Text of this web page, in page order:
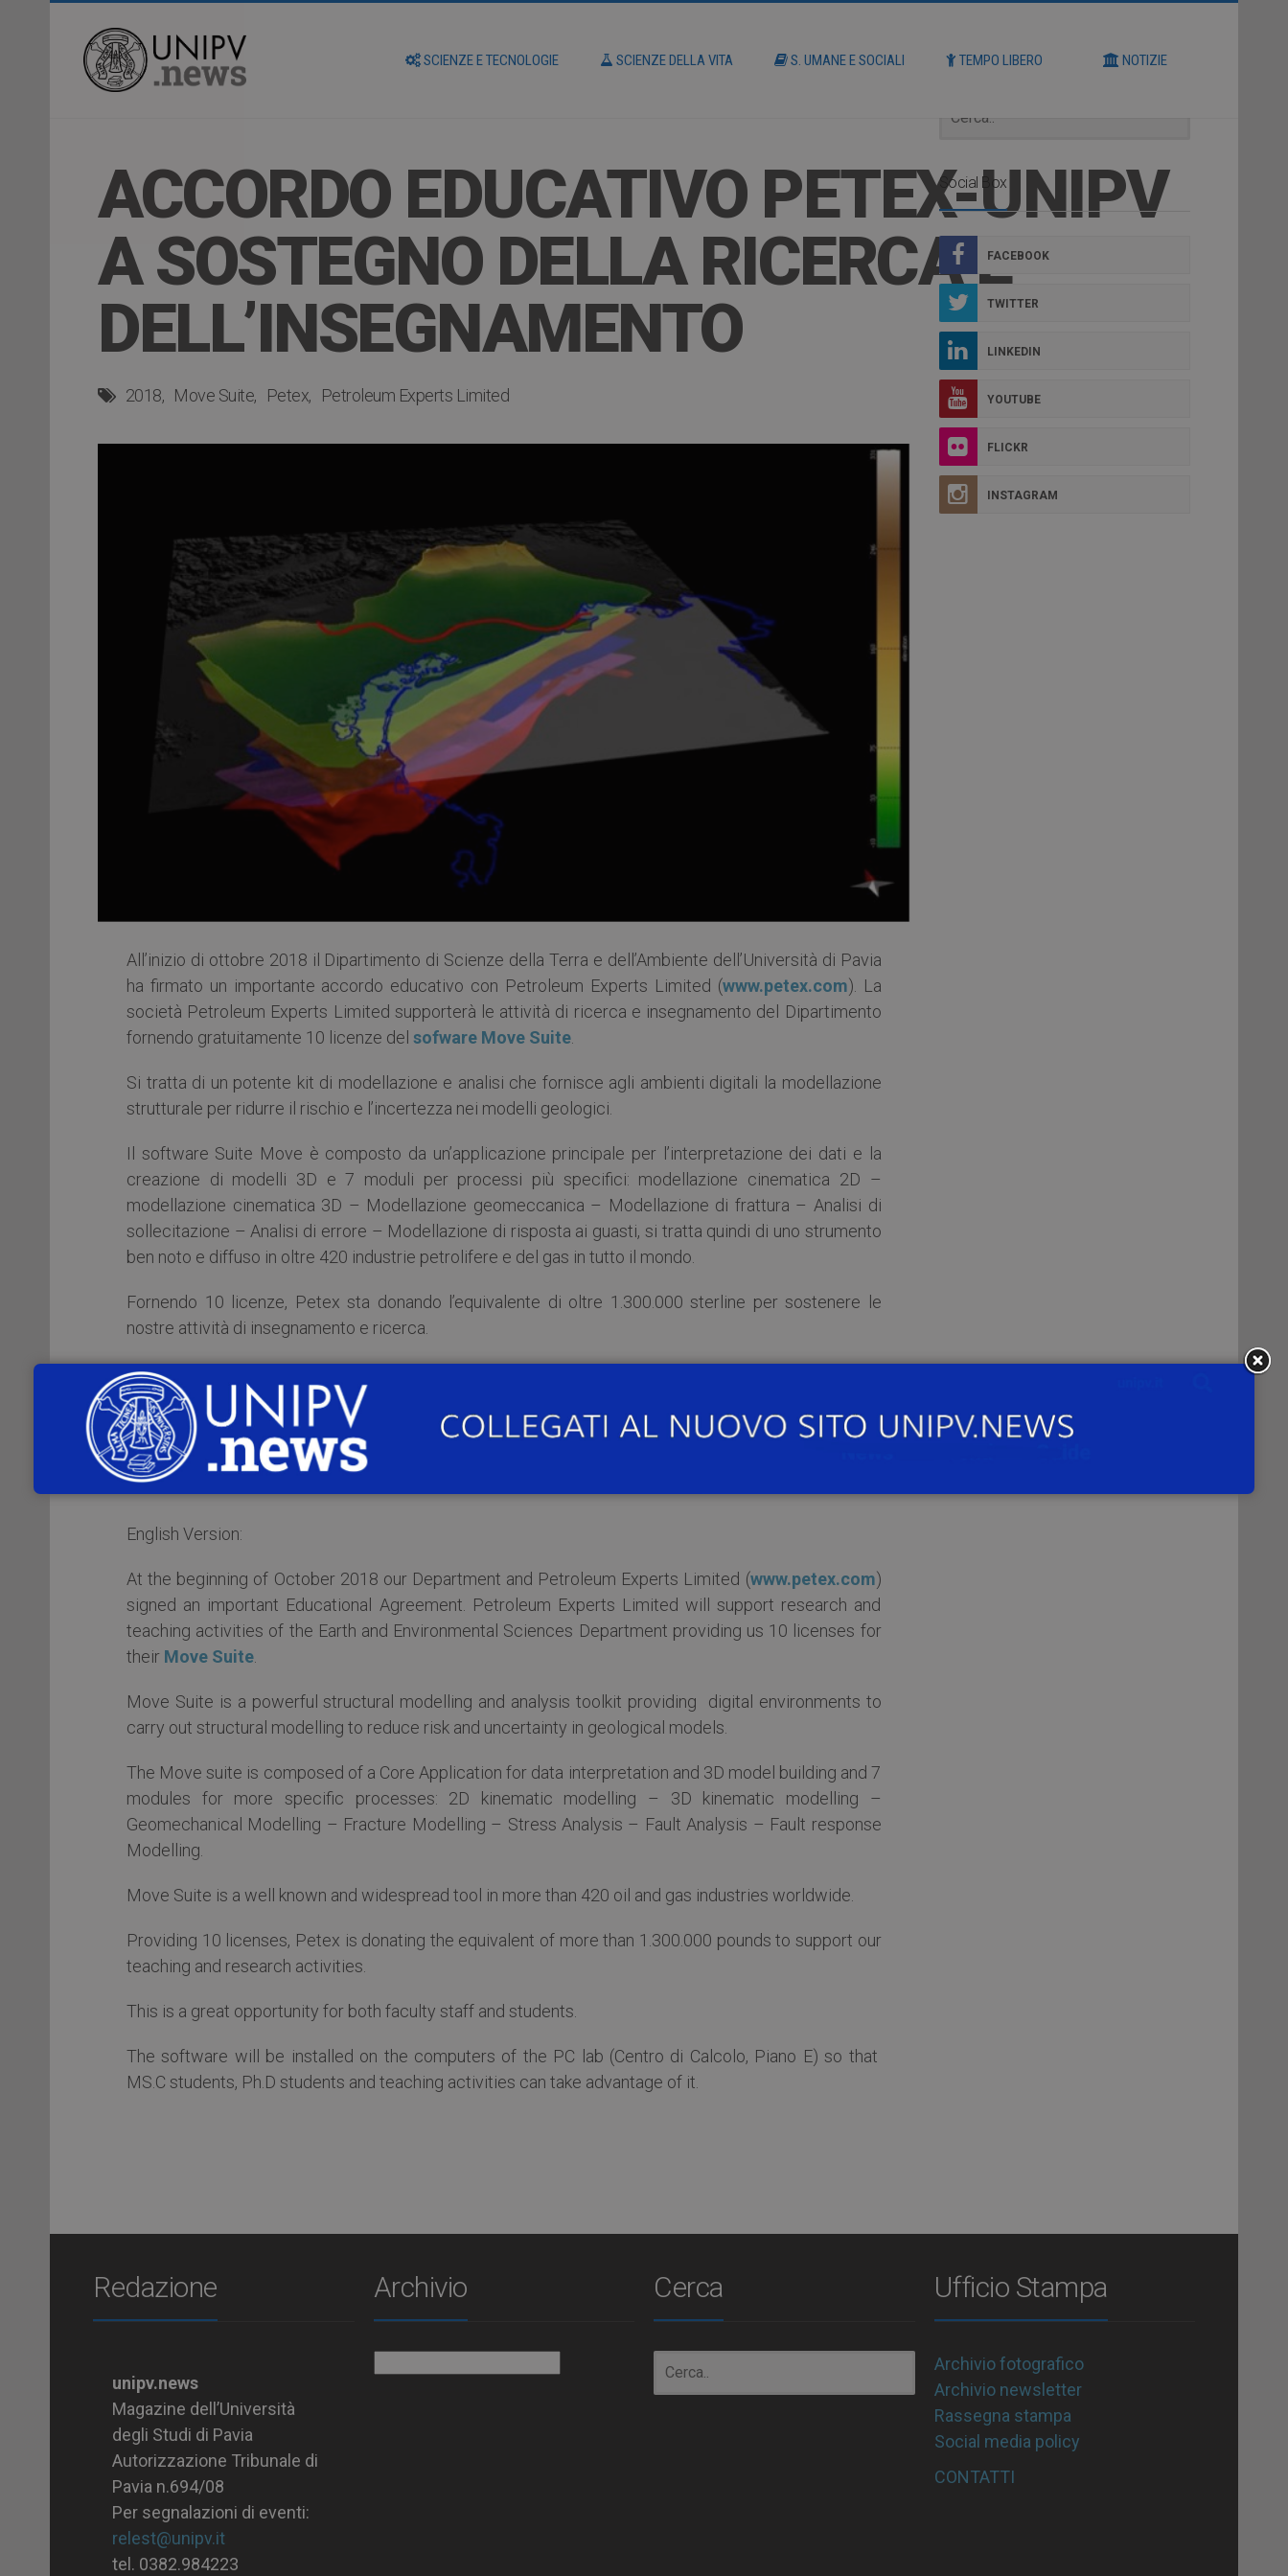
SCIENZE E TECNOLOGIE SCIENZE DELLA VITA S. UMANE E SOCIALI TEMPO LIBERO NOTIZIE
ACCORDO EDUCATIVO PETEX-UNIPV
A SOSTEGNO DELLA RICERCA E
DELL’INSEGNAMENTO
2018 Move Suite Petex Petroleum Experts Limited
All’inizio di ottobre 2018 il Dipartimento di Scienze della Terra e dell’Ambiente dell’Università di Pavia
ha firmato un importante accordo educativo con Petroleum Experts Limited (www.petex.com). La
società Petroleum Experts Limited supporterà le attività di ricerca e insegnamento del Dipartimento
fornendo gratuitamente 10 licenze del sofware Move Suite
Si tratta di un potente kit di modellazione e analisi che fornisce agli ambienti digitali la modellazione
strutturale per ridurre il rischio e l’incertezza nei modelli geologici.
Il software Suite Move è composto da un’applicazione principale per l’interpretazione dei dati e la
creazione di modelli 3D e 7 moduli per processi più specifici: modellazione cinematica 2D –
modellazione cinematica 3D – Modellazione geomeccanica – Modellazione di frattura – Analisi di
sollecitazione – Analisi di errore – Modellazione di risposta ai guasti, si tratta quindi di uno strumento
ben noto e diffuso in oltre 420 industrie petrolifere e del gas in tutto il mondo.
Fornendo 10 licenze, Petex sta donando l’equivalente di oltre 1.300.000 sterline per sostenere le
nostre attività di insegnamento e ricerca.
Questa è una grande opportunità sia per il corpo docente che per gli studenti.
Il software verrà installato sui computer del laboratorio PC (Centro di Calcolo, Piano E) in modo che
studenti MSC, studenti di dottorato e attività didattiche possano trarne vantaggio.
English Version:
At the beginning of October 2018 our Department and Petroleum Experts Limited (www.petex.com)
signed an important Educational Agreement. Petroleum Experts Limited will support research and
teaching activities of the Earth and Environmental Sciences Department providing us 10 licenses for
their Move Suite
Move Suite is a powerful structural modelling and analysis toolkit providing digital environments to
carry out structural modelling to reduce risk and uncertainty in geological models.
The Move suite is composed of a Core Application for data interpretation and 3D model building and 7
modules for more specific processes: 2D kinematic modelling – 3D kinematic modelling –
Geomechanical Modelling – Fracture Modelling – Stress Analysis – Fault Analysis – Fault response
Modelling.
Move Suite is a well known and widespread tool in more than 420 oil and gas industries worldwide.
Providing 10 licenses, Petex is donating the equivalent of more than 1.300.000 pounds to support our
teaching and research activities.
This is a great opportunity for both faculty staff and students.
The software will be installed on the computers of the PC lab (Centro di Calcolo, Piano E) so that
MS.C students, Ph.D students and teaching activities can take advantage of it.
Social Box
FACEBOOK
TWITTER
LINKEDIN
YOUTUBE
FLICKR
INSTAGRAM
Redazione
unipv.news
Magazine dell’Università
degli Studi di Pavia
Autorizzazione Tribunale di
Pavia n.694/08
Per segnalazioni di eventi:
relest@unipv.it
tel. 0382.984223
Archivio Cerca Ufficio Stampa
Archivio fotografico
Archivio newsletter
Rassegna stampa
Social media policy
CONTATTI